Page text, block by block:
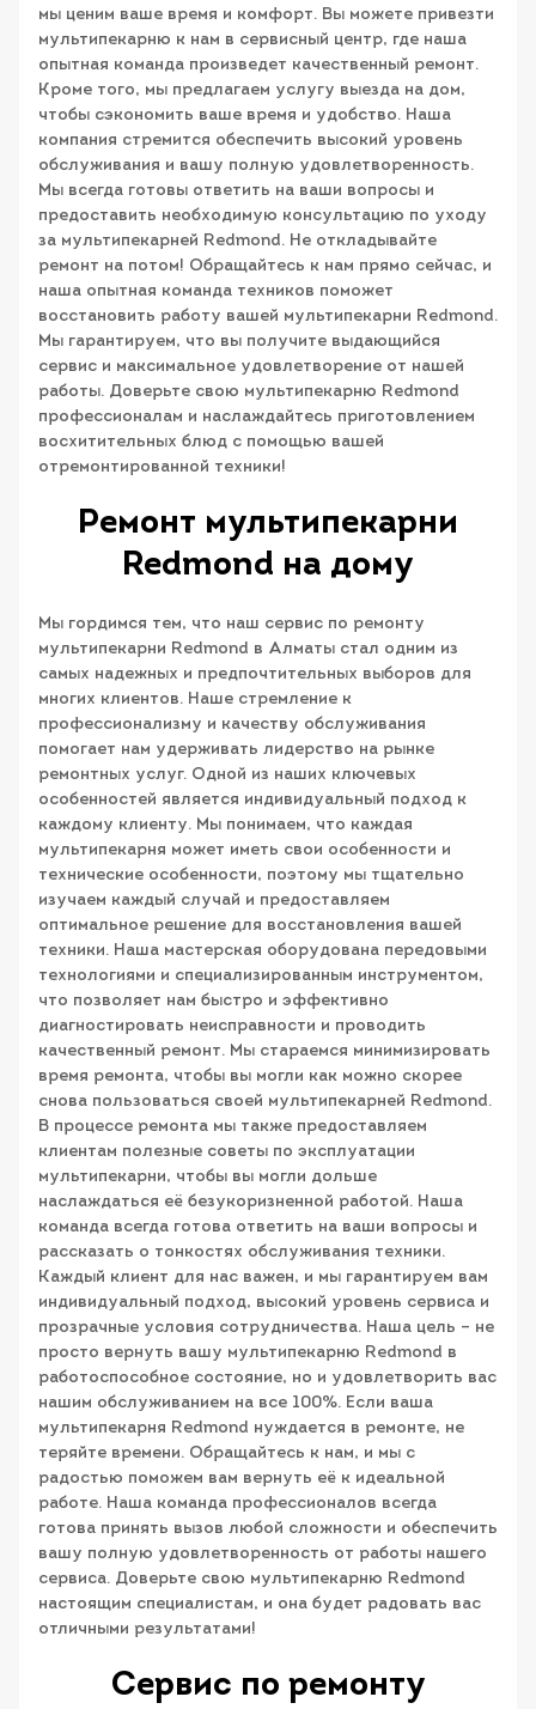
мы ценим ваше время и комфорт. Вы можете привезти
мультипекарню к нам в сервисный центр, где наша
опытная команда произведет качественный ремонт.
Кроме того, мы предлагаем услугу выезда на дом,
чтобы сэкономить ваше время и удобство. Наша
компания стремится обеспечить высокий уровень
обслуживания и вашу полную удовлетворенность.
Мы всегда готовы ответить на ваши вопросы и
предоставить необходимую консультацию по уходу
за мультипекарней Redmond. Не откладывайте
ремонт на потом! Обращайтесь к нам прямо сейчас, и
наша опытная команда техников поможет
восстановить работу вашей мультипекарни Redmond.
Мы гарантируем, что вы получите выдающийся
сервис и максимальное удовлетворение от нашей
работы. Доверьте свою мультипекарню Redmond
профессионалам и наслаждайтесь приготовлением
восхитительных блюд с помощью вашей
отремонтированной техники!
Ремонт мультипекарни
Redmond на дому
Мы гордимся тем, что наш сервис по ремонту
мультипекарни Redmond в Алматы стал одним из
самых надежных и предпочтительных выборов для
многих клиентов. Наше стремление к
профессионализму и качеству обслуживания
помогает нам удерживать лидерство на рынке
ремонтных услуг. Одной из наших ключевых
особенностей является индивидуальный подход к
каждому клиенту. Мы понимаем, что каждая
мультипекарня может иметь свои особенности и
технические особенности, поэтому мы тщательно
изучаем каждый случай и предоставляем
оптимальное решение для восстановления вашей
техники. Наша мастерская оборудована передовыми
технологиями и специализированным инструментом,
что позволяет нам быстро и эффективно
диагностировать неисправности и проводить
качественный ремонт. Мы стараемся минимизировать
время ремонта, чтобы вы могли как можно скорее
снова пользоваться своей мультипекарней Redmond.
В процессе ремонта мы также предоставляем
клиентам полезные советы по эксплуатации
мультипекарни, чтобы вы могли дольше
наслаждаться её безукоризненной работой. Наша
команда всегда готова ответить на ваши вопросы и
рассказать о тонкостях обслуживания техники.
Каждый клиент для нас важен, и мы гарантируем вам
индивидуальный подход, высокий уровень сервиса и
прозрачные условия сотрудничества. Наша цель – не
просто вернуть вашу мультипекарню Redmond в
работоспособное состояние, но и удовлетворить вас
нашим обслуживанием на все 100%. Если ваша
мультипекарня Redmond нуждается в ремонте, не
теряйте времени. Обращайтесь к нам, и мы с
радостью поможем вам вернуть её к идеальной
работе. Наша команда профессионалов всегда
готова принять вызов любой сложности и обеспечить
вашу полную удовлетворенность от работы нашего
сервиса. Доверьте свою мультипекарню Redmond
настоящим специалистам, и она будет радовать вас
отличными результатами!
Сервис по ремонту